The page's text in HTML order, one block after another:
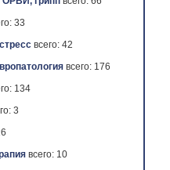
33
всего: 42
всего: 176
134
3
всего: 10